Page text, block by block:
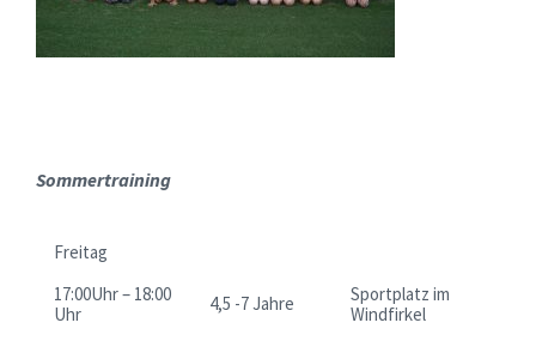
Sommertraining
Freitag
17:00Uhr – 18:00
Uhr
4,5 -7 Jahre
Sportplatz im
Windfirkel